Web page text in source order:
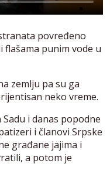
povređeno
flašama punim vode u
zemlju pa su ga
neko vreme.
i danas popodne
i članovi Srpske
građane jajima i
a potom je